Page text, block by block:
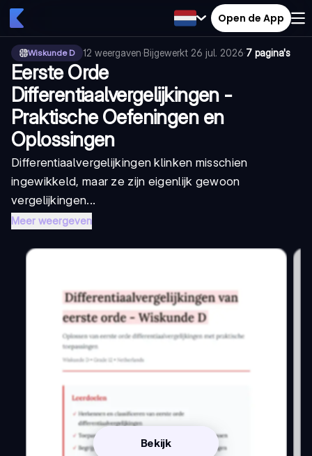
Open de App
Wiskunde D 12 weergaven·Bijgewerkt 26 jul. 2026·7 pagina's
Eerste Orde
Differentiaalvergelijkingen -
Praktische Oefeningen en
Oplossingen
Differentiaalvergelijkingen klinken misschien
ingewikkeld, maar ze zijn eigenlijk gewoon
vergelijkingen...
Meer weergeven
Bekijk